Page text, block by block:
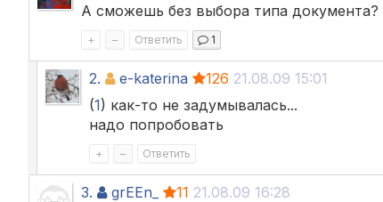
А сможешь без выбора типа документа?
+ – Ответить 1
2. e-katerina 126 21.08.09 15:01
(1) как-то не задумывалась...
надо попробовать
+ – Ответить
3. grEEn_ 11 21.08.09 16:28